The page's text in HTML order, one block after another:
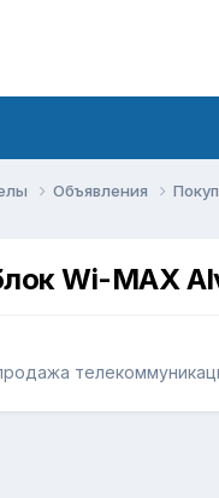
Объявления
Wi-MAX